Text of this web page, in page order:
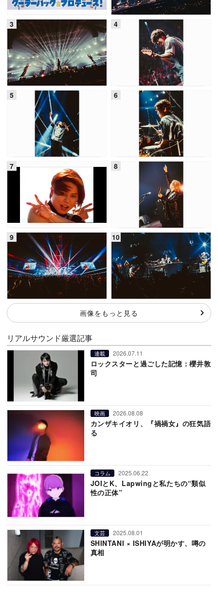
画像をもっと見る
リアルサウンド厳選記事
連載 2026.07.11
ロックスターと過ごした記憶：櫻井敦
司
映画 2026.08.08
カンザキイオリ、『禍禍女』の狂気語
る
コラム 2025.06.22
JOIとK、Lapwingと私たちの“類似
性の正体”
文芸 2025.08.01
SHINTANI × ISHIYAが明かす、噂の
真相